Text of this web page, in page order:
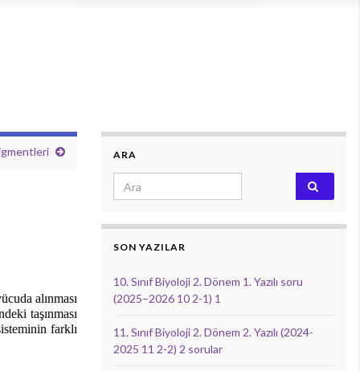
alınması
taşınması
farklı
ARA
Search for:
SON YAZILAR
10. Sınıf Biyoloji 2. Dönem 1. Yazılı soru
(2025–2026 10 2-1) 1
11. Sınıf Biyoloji 2. Dönem 2. Yazılı (2024-
2025 11 2-2) 2 sorular